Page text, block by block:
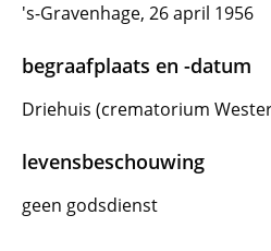
's-Gravenhage, 26 april 1956
begraafplaats en -datum
Driehuis (crematorium
levensbeschouwing
geen godsdienst